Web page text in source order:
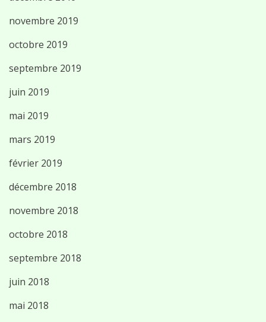
novembre 2019
octobre 2019
septembre 2019
juin 2019
mai 2019
mars 2019
février 2019
décembre 2018
novembre 2018
octobre 2018
septembre 2018
juin 2018
mai 2018